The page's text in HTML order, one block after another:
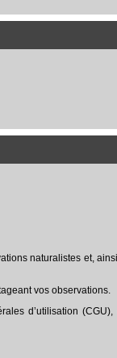
naturalistes et,
vos observations.
d’utilisation